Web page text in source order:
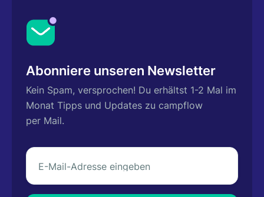
Abonniere unseren Newsletter
Kein Spam, versprochen! Du erhältst 1-2 Mal im
Monat Tipps und Updates zu campflow
per Mail.